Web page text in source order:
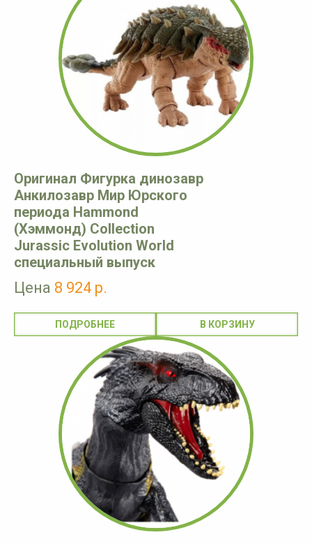
Оригинал Фигурка динозавр
Анкилозавр Мир Юрского
периода Hammond
(Хэммонд) Collection
Jurassic Evolution World
специальный выпуск
Цена 8 924 р.
ПОДРОБНЕЕ